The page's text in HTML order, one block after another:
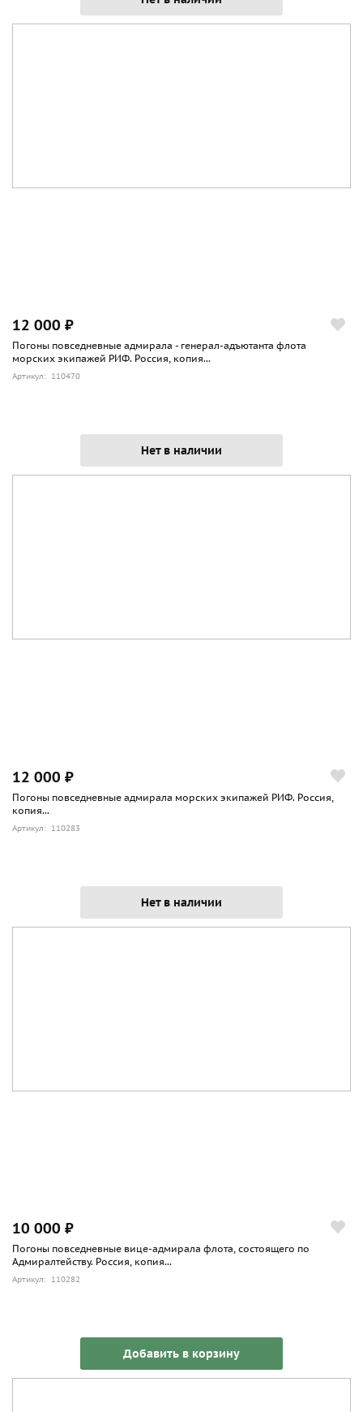
12 000 ₽
Погоны повседневные адмирала - генерал-адъютанта флота
морских экипажей РИФ. Россия, копия...
Артикул: 110470
Нет в наличии
12 000 ₽
Погоны повседневные адмирала морских экипажей РИФ. Россия,
копия...
Артикул: 110283
Нет в наличии
10 000 ₽
Погоны повседневные вице-адмирала флота, состоящего по
Адмиралтейству. Россия, копия...
Артикул: 110282
Добавить в корзину